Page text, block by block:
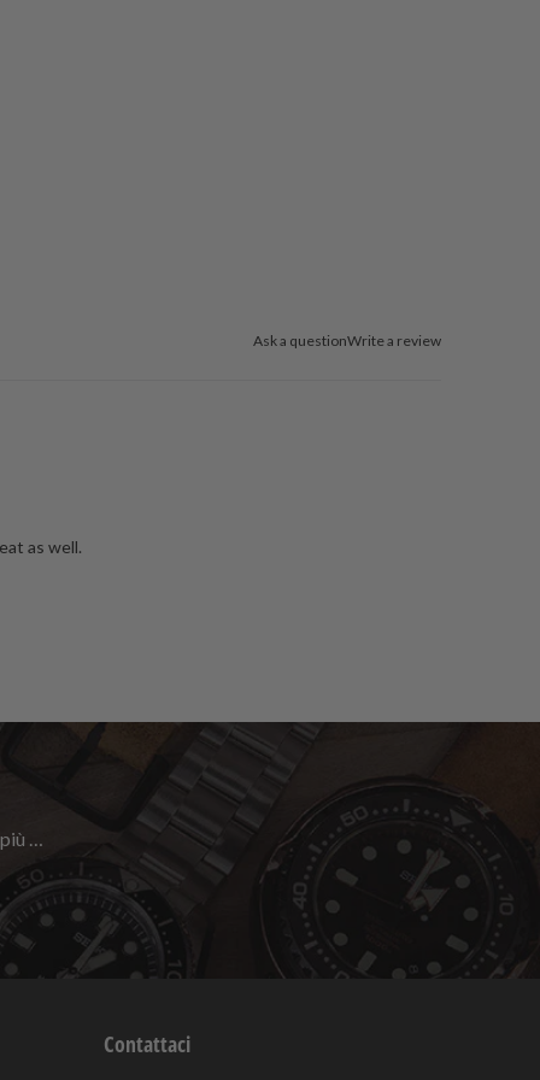
Ask a questionWrite a review
as well.
…
Contattaci